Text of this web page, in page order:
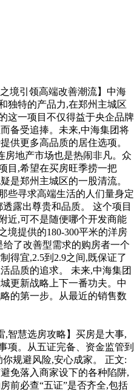
境引领高端改善潮流】中海
独特的产品力,在郑州主城区
这一项目不仅得益于央企品牌
备受追捧。未来,中海集团将
供更多高品质的居住选项。
房地产市场也是热闹非凡。众
目,希望在买房旺季捞一把
是郑州主城区的一股清流。
些寻求高端生活的人们量身定
露出尊贵和品质。 这个项目
近,可不是随便哪个开发商能
境提供的180-300平米的洋房
给了改善型需求的购房者一个
得宜,2.5到2.9之间,既保证了
品质的追求。 未来,中海集团
更新战略上下一番功夫。中
的第一步。从最近的销售数
,智慧选房攻略】买房是大事,
项。从五证完备、资金监管到
规避风险,安心成家。 正文:
免落入商家设下的各种陷阱,
前必查“五证”是否齐全,包括